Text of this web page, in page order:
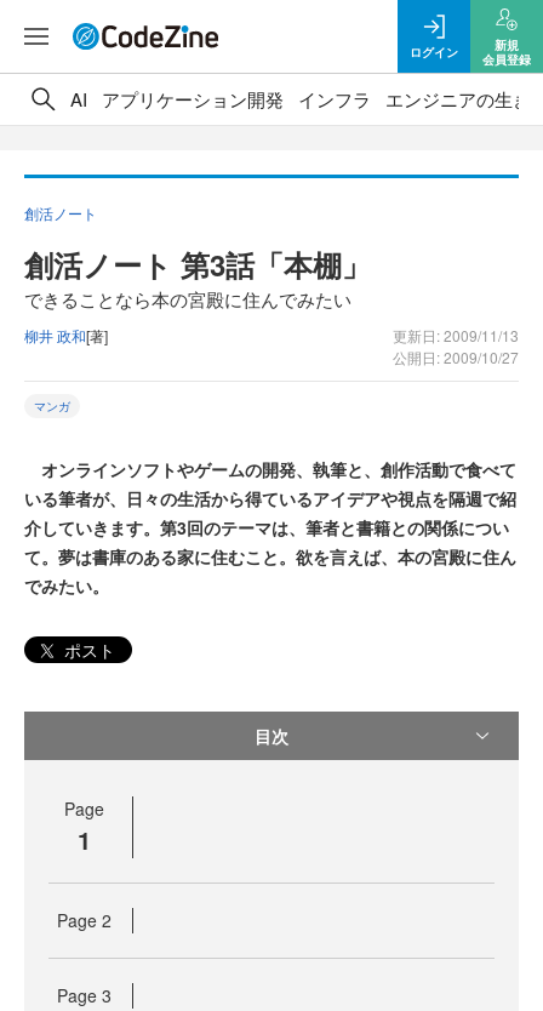
ログイン
新規
会員登録
AI アプリケーション開発 インフラ エンジニアの生き
創活ノート
創活ノート 第3話「本棚」
できることなら本の宮殿に住んでみたい
柳井 政和[著]
更新日: 2009/11/13
公開日: 2009/10/27
マンガ
オンラインソフトやゲームの開発、執筆と、創作活動で食べて
いる筆者が、日々の生活から得ているアイデアや視点を隔週で紹
介していきます。第3回のテーマは、筆者と書籍との関係につい
て。夢は書庫のある家に住むこと。欲を言えば、本の宮殿に住ん
でみたい。
ポスト
目次
Page
1
Page 2
Page 3